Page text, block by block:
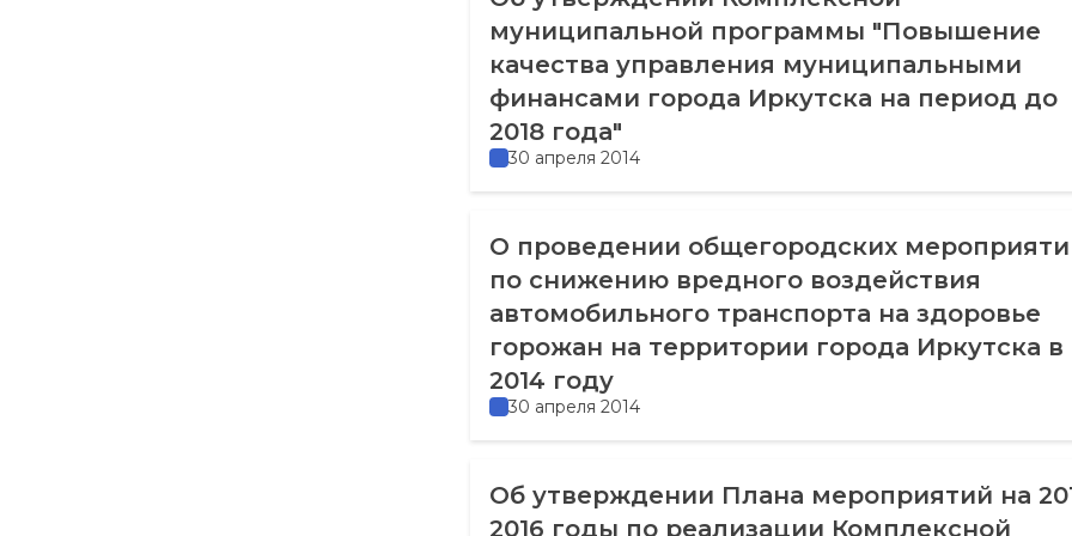
муниципальной программы "Повышение
качества управления муниципальными
финансами города Иркутска на период до
2018 года"
30 апреля 2014
О проведении общегородских
по снижению вредного воздействия
автомобильного транспорта на здоровье
горожан на территории города Иркутска в
2014 году
30 апреля 2014
Об утверждении Плана мероприятий на
2016 годы по реализации Комплексной